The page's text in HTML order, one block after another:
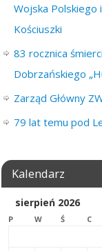
Wojska Polskiego
Kościuszki
83 rocznica
Dobrzańskiego
Zarząd Główny
79 lat temu pod
Kalendarz
sierpień 2026
P W Ś C